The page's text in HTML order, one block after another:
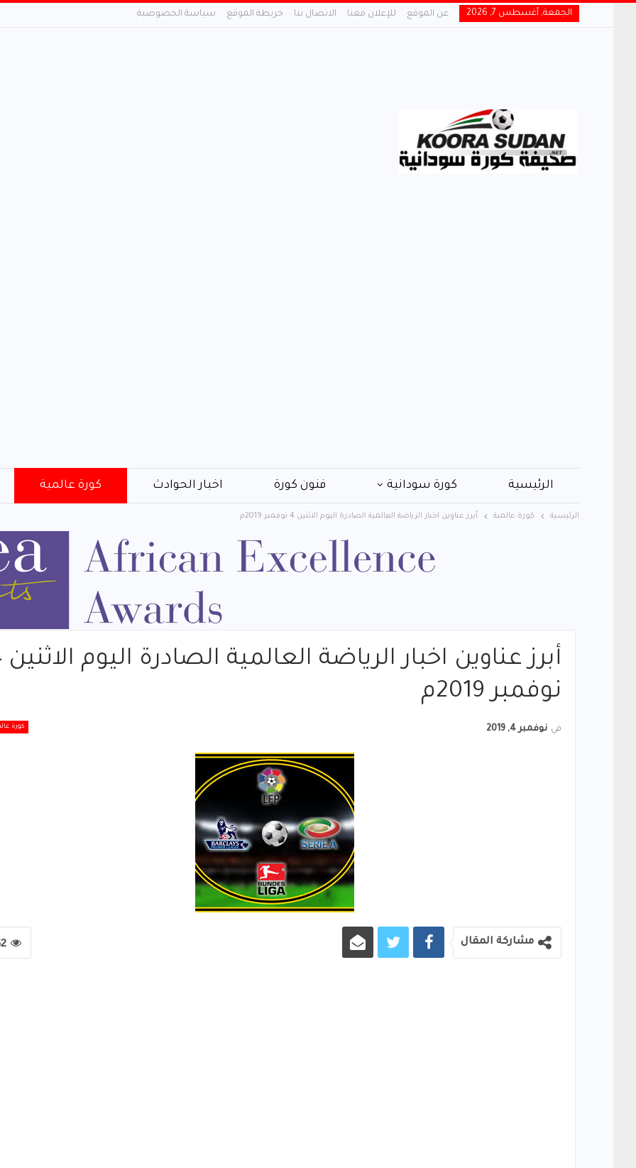
الجمعة, أغسطس 7, 2026 عن الموقع للإعلان معنا الاتصال بنا خريطة الموقع سياسة الخصوصية
الرئيسية كورة سودانية فنون كورة اخبار الحوادث كورة عالمية
الرئيسية كورة عالمية أبرز عناوين اخبار الرياضة العالمية الصادرة اليوم الاثنين 4 نوفمبر 2019م
أبرز
نوفمبر 2019م
كورة في نوفمبر 4, 2019
مشاركة المقال